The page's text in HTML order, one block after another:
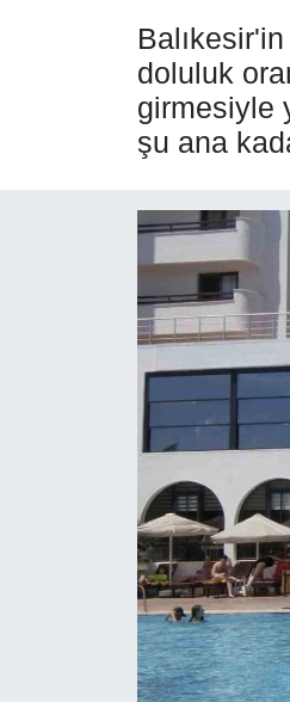
doluluk
girmesiyle
şu ana
BİLİM - TEKNOLOJİ
KÜLTÜR SANAT
MAGAZİN